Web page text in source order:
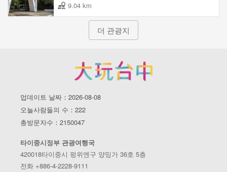
9.04 km
더 관광지
업데이트 날짜：2026-08-08
오늘사람들의 수：222
총방문자수：2150047
타이중시정부 관광여행국
420018타이중시 펑위엔구 양밍가 36호 5층
전화 +886-4-2228-9111